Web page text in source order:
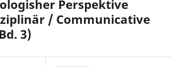
Perspektive
/ Communicative
3)